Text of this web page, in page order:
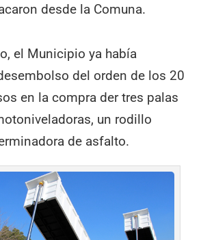
desde la Comuna.
el Municipio ya había
del orden de los 20
en la compra der tres palas
un rodillo
de asfalto.